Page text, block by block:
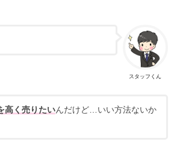
スタッフくん
高く売りたいんだけど…いい方法ないか